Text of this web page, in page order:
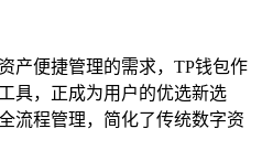
产便捷管理的需求，TP钱包作
具，正成为用户的优选新选
流程管理，简化了传统数字资